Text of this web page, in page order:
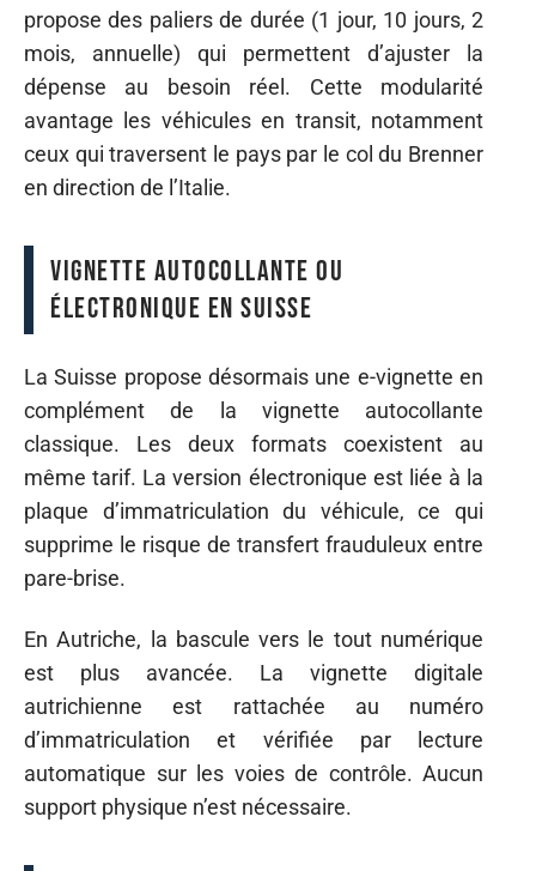
propose des paliers de durée (1 jour, 10 jours, 2
mois, annuelle) qui permettent d’ajuster la
dépense au besoin réel. Cette modularité
avantage les véhicules en transit, notamment
ceux qui traversent le pays par le col du Brenner
en direction de l’Italie.
Vignette autocollante ou
électronique en Suisse
La Suisse propose désormais une e-vignette en
complément de la vignette autocollante
classique. Les deux formats coexistent au
même tarif. La version électronique est liée à la
plaque d’immatriculation du véhicule, ce qui
supprime le risque de transfert frauduleux entre
pare-brise.
En Autriche, la bascule vers le tout numérique
est plus avancée. La vignette digitale
autrichienne est rattachée au numéro
d’immatriculation et vérifiée par lecture
automatique sur les voies de contrôle. Aucun
support physique n’est nécessaire.